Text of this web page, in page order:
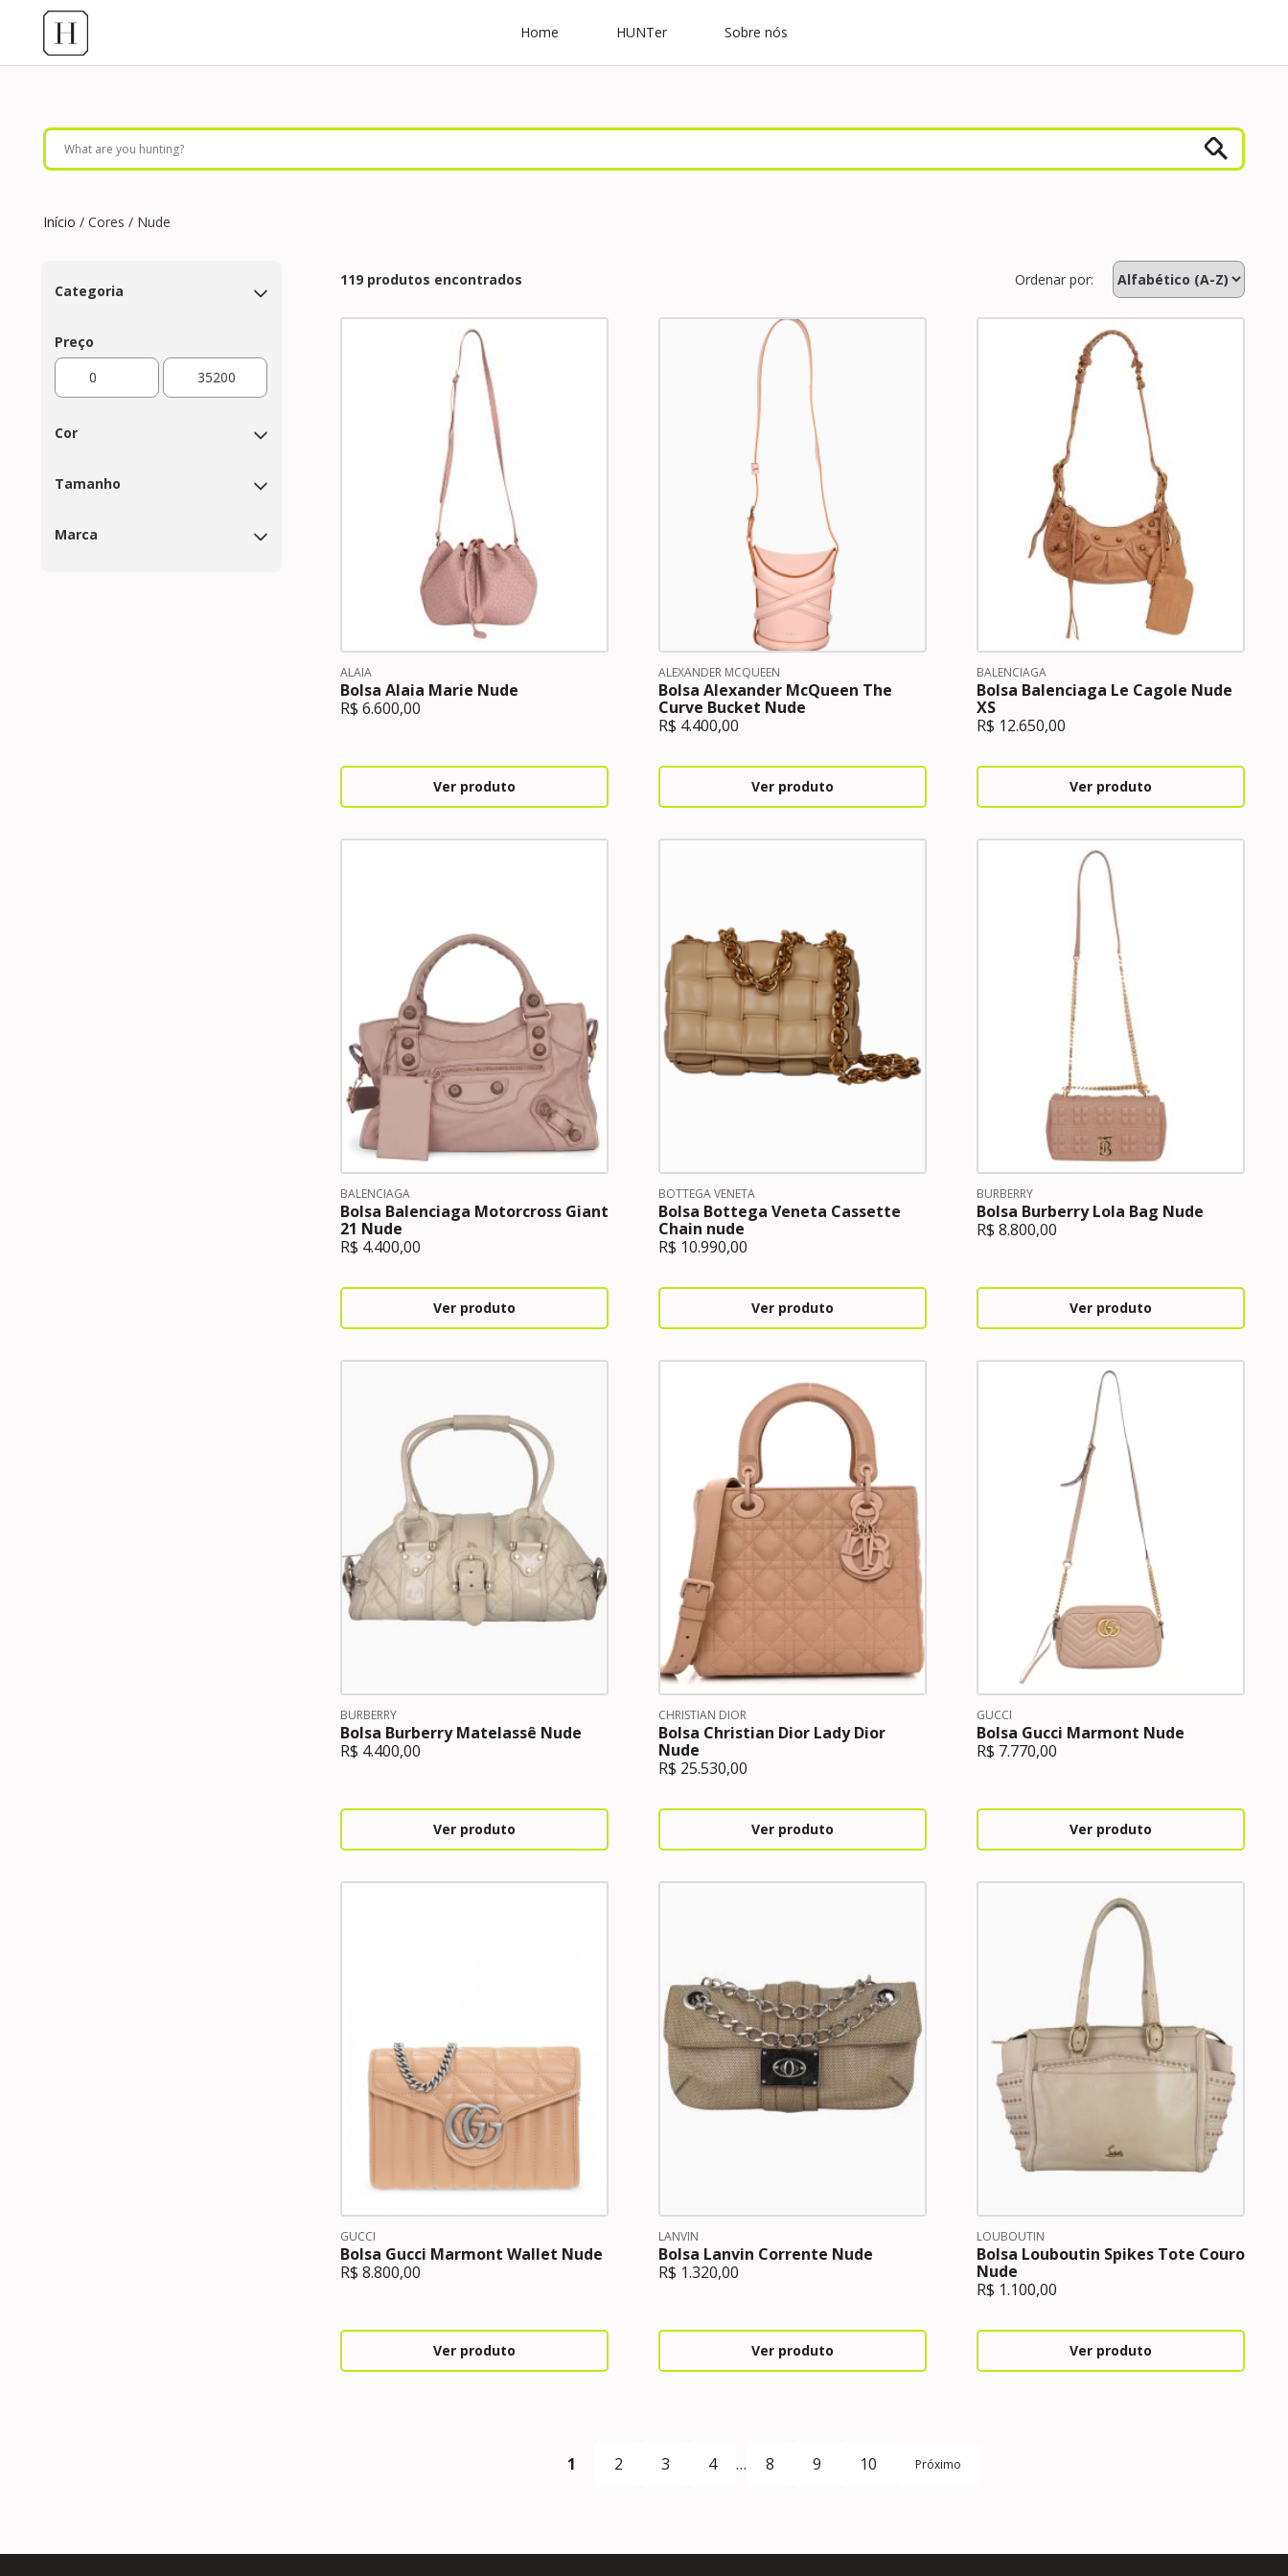
Home HUNTer Sobre nós
Início / Cores / Nude
Categoria
Preço
Cor
Tamanho
Marca
119 produtos encontrados Ordenar por:
ALAIA
Bolsa Alaia Marie Nude
R$ 6.600,00
Ver produto
ALEXANDER MCQUEEN
Bolsa Alexander McQueen The
Curve Bucket Nude
R$ 4.400,00
Ver produto
BALENCIAGA
Bolsa Balenciaga Le Cagole Nude
XS
R$ 12.650,00
Ver produto
BALENCIAGA
Bolsa Balenciaga Motorcross Giant
21 Nude
R$ 4.400,00
Ver produto
BOTTEGA VENETA
Bolsa Bottega Veneta Cassette
Chain nude
R$ 10.990,00
Ver produto
BURBERRY
Bolsa Burberry Lola Bag Nude
R$ 8.800,00
Ver produto
BURBERRY
Bolsa Burberry Matelassê Nude
R$ 4.400,00
Ver produto
CHRISTIAN DIOR
Bolsa Christian Dior Lady Dior
Nude
R$ 25.530,00
Ver produto
GUCCI
Bolsa Gucci Marmont Nude
R$ 7.770,00
Ver produto
GUCCI
Bolsa Gucci Marmont Wallet Nude
R$ 8.800,00
Ver produto
LANVIN
Bolsa Lanvin Corrente Nude
R$ 1.320,00
Ver produto
LOUBOUTIN
Bolsa Louboutin Spikes Tote Couro
Nude
R$ 1.100,00
Ver produto
1 2 3 4 … 8 9 10 Próximo